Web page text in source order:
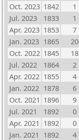
Oct. 2023 1842 1
Jul. 2023
1833 1
Apr. 2023 1853 7
Jan. 2023 1865 20
Oct. 2022 1845 18
Jul. 2022
1864 2
Apr. 2022 1855 4
Jan. 2022 1878 6
Oct. 2021 1896 9
Jul. 2021
1892 0
Apr. 2021 1892 0
Jan. 2021 1892 4